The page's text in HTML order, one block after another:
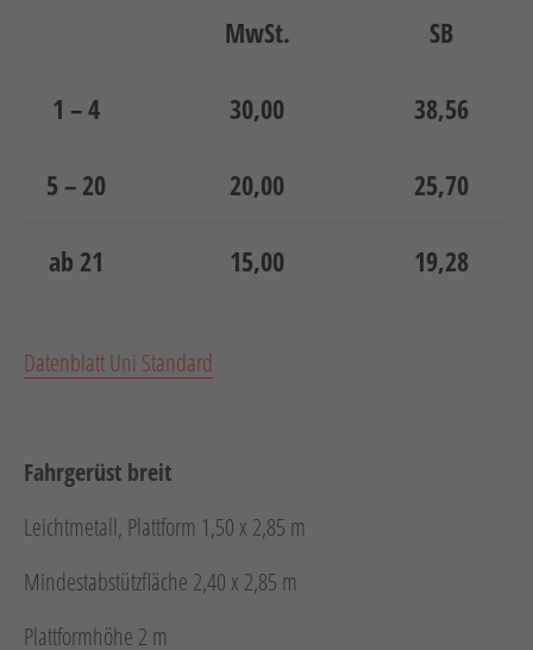
Verweis
FacebookInstagram
MwSt.
SB
1 – 4 30,00 38,56
5 – 20 20,00 25,70
ab 21 15,00 19,28
Datenblatt Uni Standard
Fahrgerüst breit
Leichtmetall, Plattform 1,50 x 2,85 m
Mindestabstützfläche 2,40 x 2,85 m
Plattformhöhe 2 m